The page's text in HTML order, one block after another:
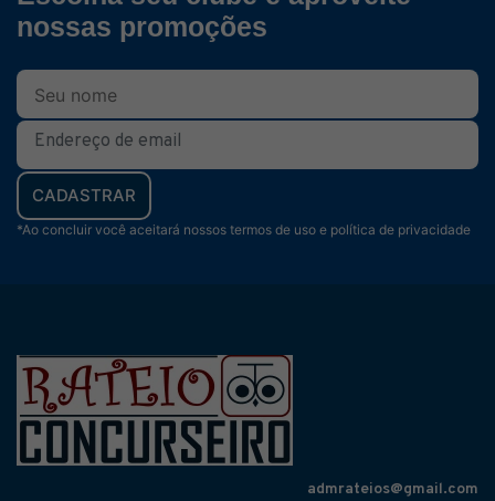
nossas promoções
CADASTRAR
*Ao concluir você aceitará nossos termos de uso e política de privacidade
admrateios@gmail.com